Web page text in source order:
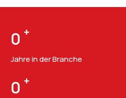
0 +
Jahre in der Branche
0 +